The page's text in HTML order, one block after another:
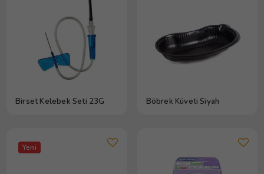
Birset Kelebek Seti 23G Böbrek Küveti Siyah
Yeni